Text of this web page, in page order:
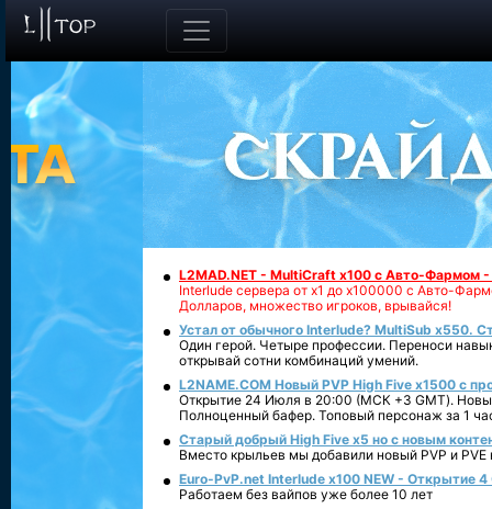
L2MAD.NET - MultiCraft x100 с Авто-Фармом
Interlude сервера от х1 до х100000 с Авто-
Долларов, множество игроков, врывайся!
Устал от обычного Interlude? MultiSub x550.
Один герой. Четыре профессии. Переноси
открывай сотни комбинаций умений.
L2NAME.COM Новый PVP High Five x1500 с
Открытие 24 Июля в 20:00 (МСК +3 GMT).
Полноценный бафер. Топовый персонаж за 1
Старый добрый High Five x5 но с новым
Вместо крыльев мы добавили новый PVP и PVE
Euro-PvP.net Interlude х100 NEW - Открытие 4
Работаем без вайпов уже более 10 лет